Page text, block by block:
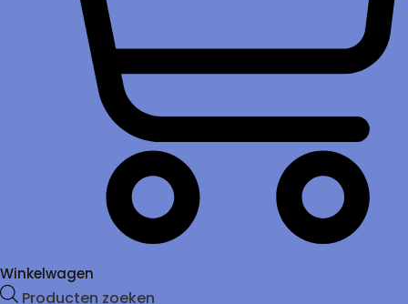
Winkelwagen
Producten zoeken